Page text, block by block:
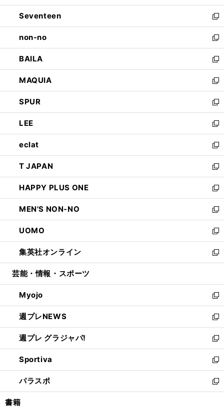
開
く
ウ
で
開
く
ン
ド
ウ
で
開
く
Seventeen
新
し
い
ウ
ィ
ン
ド
ウ
で
開
く
non-no
新
し
い
ウ
ィ
ン
ド
ウ
で
開
く
BAILA
新
し
い
ウ
ィ
ン
ド
ウ
で
開
く
MAQUIA
新
し
い
ウ
ィ
ン
ド
ウ
で
開
く
SPUR
新
し
い
ウ
ィ
ン
ド
ウ
で
開
く
LEE
新
し
い
ウ
ィ
ン
ド
ウ
で
開
く
eclat
新
し
い
ウ
ィ
ン
ド
ウ
で
開
く
T JAPAN
新
し
い
ウ
ィ
ン
ド
ウ
で
開
HAPPY PLUS ONE
新
し
い
ウ
ィ
ン
ド
ウ
開
く
MEN'S NON-NO
新
し
い
ウ
ィ
ン
ウ
で
開
く
UOMO
新
し
い
ウ
ン
ド
ウ
で
開
く
集英社オンライン
新
し
ウ
ィ
ン
ド
ウ
で
開
く
芸能・情報・スポーツ
Myojo
新
し
い
ウ
ィ
ン
ド
ウ
で
開
週プレNEWS
新
し
い
ウ
ィ
ン
ド
ウ
週プレ グラジャパ!
新
し
い
ウ
ィ
ン
Sportiva
新
し
い
ウ
パラスポ
新
し
書籍